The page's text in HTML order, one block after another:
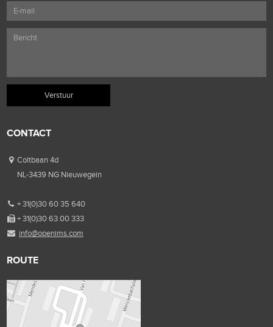
CONTACT
Coltbaan 4d
NL-3439 NG Nieuwegein
+ 31(0)30 60 35 640
+ 31(0)30 63 00 333
info@openims.com
ROUTE